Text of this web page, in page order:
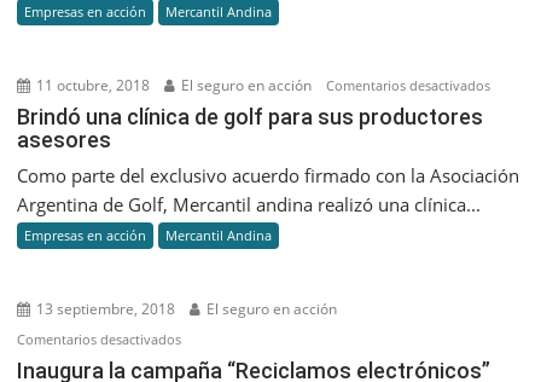
en
Empresas en acción Mercantil Andina
11 octubre, 2018 El seguro en acción Comentarios desactivadosen
Brindó una clínica de golf para sus productores
asesores
Como parte del exclusivo acuerdo firmado con la Asociación
Argentina de Golf, Mercantil andina realizó una clínica...
Empresas en acción Mercantil Andina
13 septiembre, 2018 El seguro en acción
Comentarios desactivadosen
Inaugura
Inaugura la campaña “Reciclamos electrónicos”